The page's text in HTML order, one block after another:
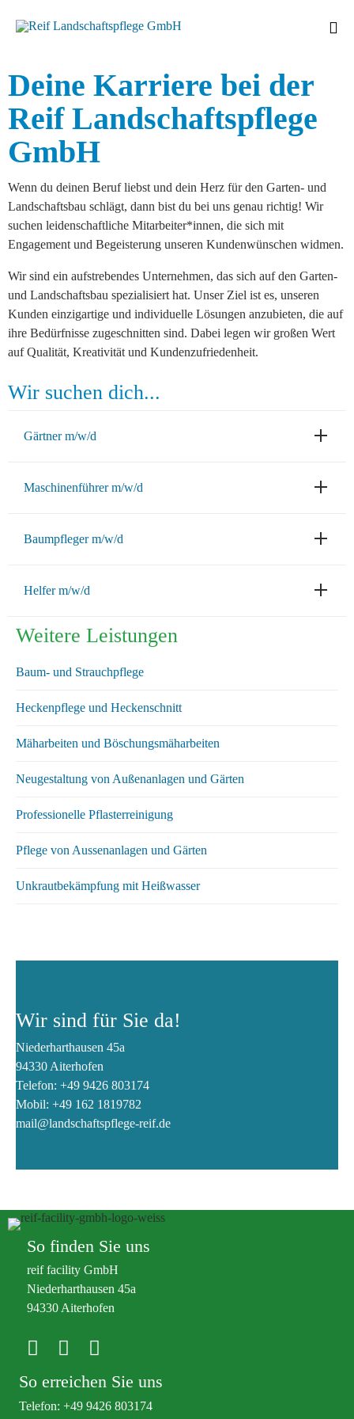
Deine Karriere bei der
Reif Landschaftspflege
GmbH
Wenn du deinen Beruf liebst und dein Herz für den Garten- und
Landschaftsbau schlägt, dann bist du bei uns genau richtig! Wir
suchen leidenschaftliche Mitarbeiter*innen, die sich mit
Engagement und Begeisterung unseren Kundenwünschen widmen.
Wir sind ein aufstrebendes Unternehmen, das sich auf den Garten-
und Landschaftsbau spezialisiert hat. Unser Ziel ist es, unseren
Kunden einzigartige und individuelle Lösungen anzubieten, die auf
ihre Bedürfnisse zugeschnitten sind. Dabei legen wir großen Wert
auf Qualität, Kreativität und Kundenzufriedenheit.
Wir suchen dich...
Gärtner m/w/d
Maschinenführer m/w/d
Baumpfleger m/w/d
Helfer m/w/d
Weitere Leistungen
Baum- und Strauchpflege
Heckenpflege und Heckenschnitt
Mäharbeiten und Böschungsmäharbeiten
Neugestaltung von Außenanlagen und Gärten
Professionelle Pflasterreinigung
Pflege von Aussenanlagen und Gärten
Unkrautbekämpfung mit Heißwasser
Wir sind für Sie da!
Niederharthausen 45a
94330 Aiterhofen
Telefon: +49 9426 803174
Mobil: +49 162 1819782
mail@landschaftspflege-reif.de
So finden Sie uns
reif facility GmbH
Niederharthausen 45a
94330 Aiterhofen
FacebookInstagramLinkedIn
So erreichen Sie uns
Telefon: +49 9426 803174